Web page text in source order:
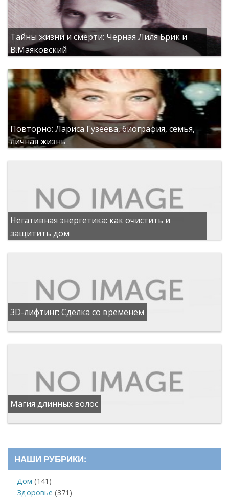
Тайны жизни и смерти: Чёрная Лиля Брик и
В.Маяковский
Повторно: Лариса Гузеева, биография, семья,
личная жизнь
Негативная энергетика: как очистить и
защитить дом
3D-лифтинг: Сделка со временем
Магия длинных волос
НАШИ РУБРИКИ:
Дом (141)
Здоровье (371)